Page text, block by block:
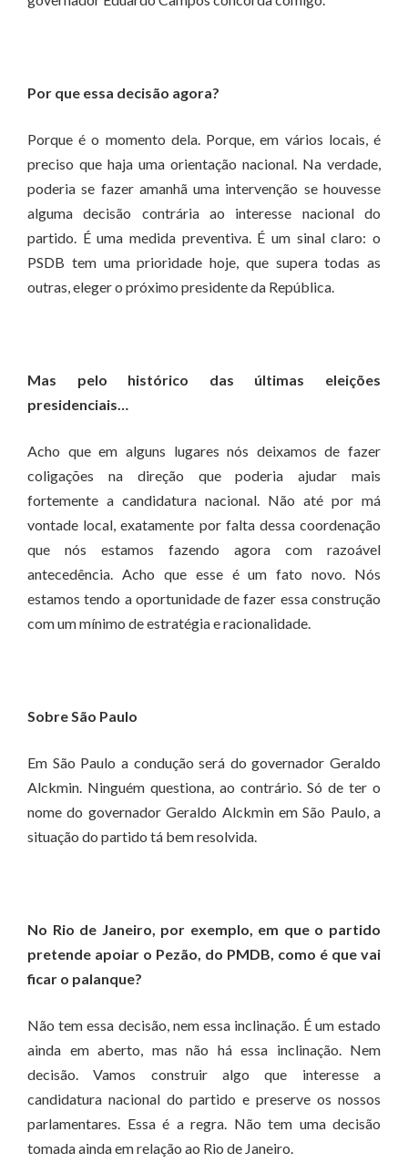
Por que essa decisão agora?
Porque é o momento dela. Porque, em vários locais, é
preciso que haja uma orientação nacional. Na verdade,
poderia se fazer amanhã uma intervenção se houvesse
alguma decisão contrária ao interesse nacional do
partido. É uma medida preventiva. É um sinal claro: o
PSDB tem uma prioridade hoje, que supera todas as
outras, eleger o próximo presidente da República.
Mas pelo histórico das últimas eleições
presidenciais…
Acho que em alguns lugares nós deixamos de fazer
coligações na direção que poderia ajudar mais
fortemente a candidatura nacional. Não até por má
vontade local, exatamente por falta dessa coordenação
que nós estamos fazendo agora com razoável
antecedência. Acho que esse é um fato novo. Nós
estamos tendo a oportunidade de fazer essa construção
com um mínimo de estratégia e racionalidade.
Sobre São Paulo
Em São Paulo a condução será do governador Geraldo
Alckmin. Ninguém questiona, ao contrário. Só de ter o
nome do governador Geraldo Alckmin em São Paulo, a
situação do partido tá bem resolvida.
No Rio de Janeiro, por exemplo, em que o partido
pretende apoiar o Pezão, do PMDB, como é que vai
ficar o palanque?
Não tem essa decisão, nem essa inclinação. É um estado
ainda em aberto, mas não há essa inclinação. Nem
decisão. Vamos construir algo que interesse a
candidatura nacional do partido e preserve os nossos
parlamentares. Essa é a regra. Não tem uma decisão
tomada ainda em relação ao Rio de Janeiro.